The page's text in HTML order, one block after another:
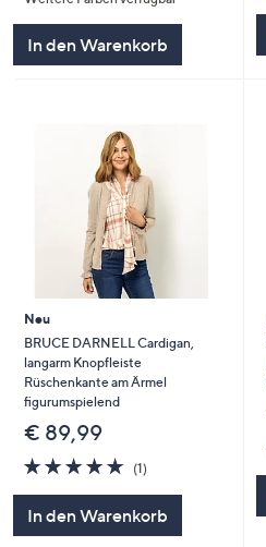
In den Warenkorb
Neu
BRUCE DARNELL Cardigan,
langarm Knopfleiste
Rüschenkante am Ärmel
figurumspielend
€ 89,99
5.0
von
5
(1)
In den Warenkorb